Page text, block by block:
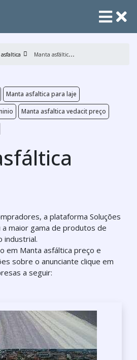
M
anta asfáltica preço
Manta asfaltica para laje
Manta asfaltica vedacit preço
a plataforma Soluções
maior gama de produtos de
industrial.
em Manta asfáltica preço e
sobre o anunciante clique em
a seguir: